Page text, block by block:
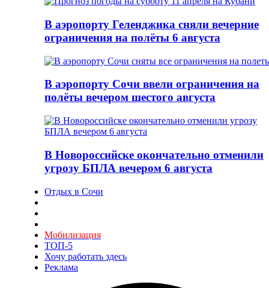
В аэропорту Геленджика сняли вечерние
ограничения на полёты 6 августа
В аэропорту Сочи ввели ограничения на
полёты вечером шестого августа
В Новороссийске окончательно отменили
угрозу БПЛА вечером 6 августа
Отдых в Сочи
Мобилизация
ТОП-5
Хочу работать здесь
Реклама